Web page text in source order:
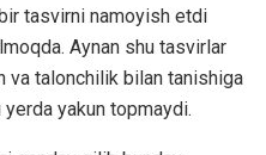
tasvirni namoyish etdi
Aynan shu tasvirlar
va talonchilik bilan tanishiga
yakun topmaydi.